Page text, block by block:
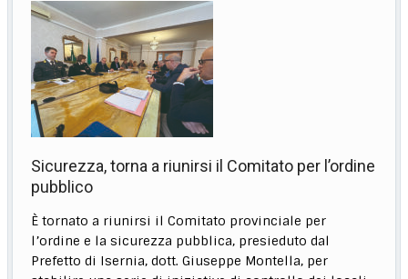
Sicurezza, torna a riunirsi il Comitato per l’ordine
pubblico
È tornato a riunirsi il Comitato provinciale per
l’ordine e la sicurezza pubblica, presieduto dal
Prefetto di Isernia, dott. Giuseppe Montella, per